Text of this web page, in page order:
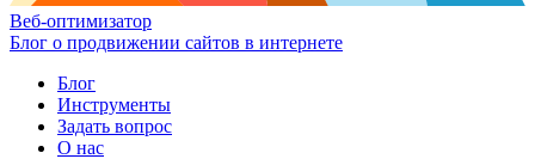
Веб-оптимизатор
Блог о продвижении сайтов в интернете
Блог
Инструменты
Задать вопрос
О нас